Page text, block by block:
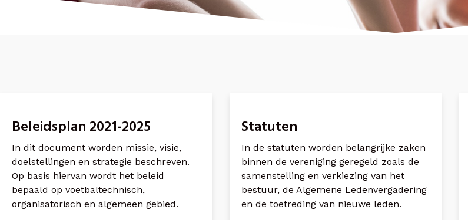
Beleidsplan 2021-2025
In dit document worden missie, visie,
doelstellingen en strategie beschreven.
Op basis hiervan wordt het beleid
bepaald op voetbaltechnisch,
organisatorisch en algemeen gebied.
Statuten
In de statuten worden belangrijke zaken
binnen de vereniging geregeld zoals de
samenstelling en verkiezing van het
bestuur, de Algemene Ledenvergadering
en de toetreding van nieuwe leden.